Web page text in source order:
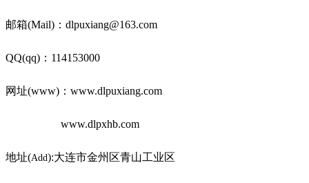
邮箱(Mail)：dlpuxiang@163.com
QQ(qq)：114153000
网址(www)：www.dlpuxiang.com
www.dlpxhb.com
地址(Add):大连市金州区青山工业区